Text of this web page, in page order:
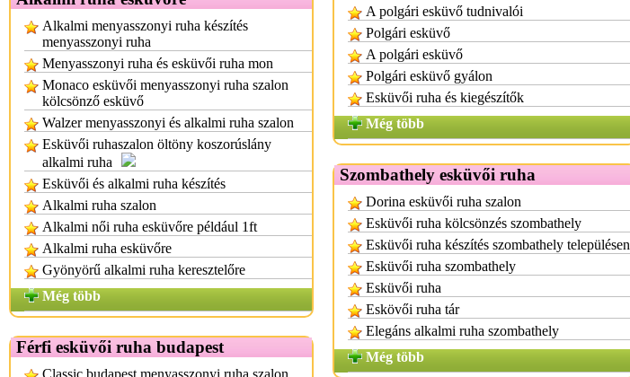
Alkalmi menyasszonyi ruha készítés
menyasszonyi ruha
Menyasszonyi ruha és esküvői ruha mon
Monaco esküvői menyasszonyi ruha szalon
kölcsönző esküvő
Walzer menyasszonyi és alkalmi ruha szalon
Esküvői ruhaszalon öltöny koszorúslány
alkalmi ruha
Esküvői és alkalmi ruha készítés
Alkalmi ruha szalon
Alkalmi női ruha esküvőre például 1ft
Alkalmi ruha esküvőre
Gyönyörű alkalmi ruha keresztelőre
Még több
Férfi esküvői ruha budapest
Classic budapest menyasszonyi ruha szalon
A polgári esküvő tudnivalói
Polgári esküvő
A polgári esküvő
Polgári esküvő gyálon
Esküvői ruha és kiegészítők
Még több
Szombathely esküvői ruha
Dorina esküvői ruha szalon
Esküvői ruha kölcsönzés szombathely
Esküvői ruha készítés szombathely településen
Esküvői ruha szombathely
Esküvői ruha
Eskövői ruha tár
Elegáns alkalmi ruha szombathely
Még több